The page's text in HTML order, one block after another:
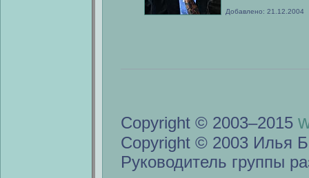
Добавлено: 21.12.2004
Copyright © 2003–2015
Copyright © 2003 Илья
Руководитель группы